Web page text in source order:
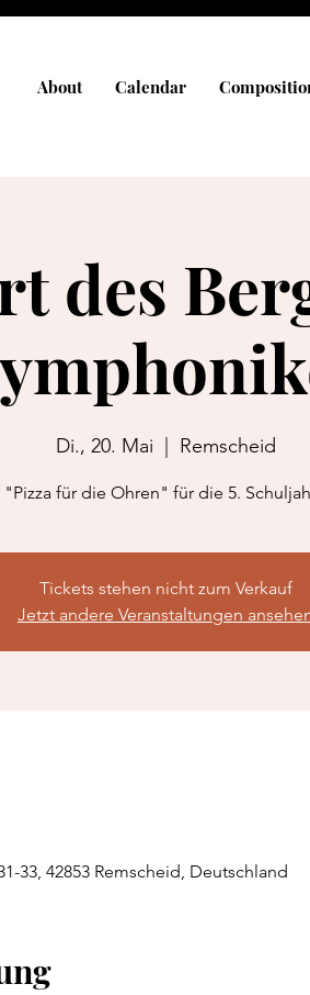
About Calendar
des
Di., 20. Mai Remscheid
"Pizza für die Ohren" für die 5.
Tickets stehen nicht zum Verkauf
Jetzt andere Veranstaltungen
33, 42853 Remscheid, Deutschland